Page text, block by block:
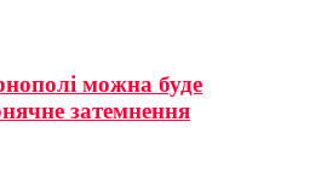
можна буде
затемнення